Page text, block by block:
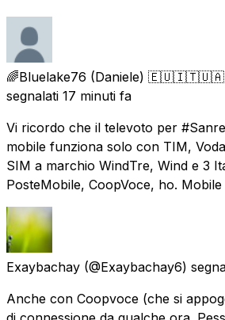
🌈Bluelake76 (Daniele) 🇪🇺🇮🇹🇺🇦
segnalati 17 minuti fa
Vi ricordo che il televoto per
mobile funziona solo con TIM,
SIM a marchio WindTre, Wind e 3
PosteMobile, CoopVoce, ho. Mobile
Exaybachay (@Exaybachay6)
Anche con Coopvoce (che si